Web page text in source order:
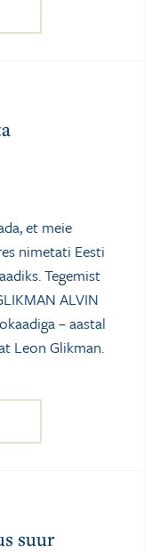
et meie
nimetati Eesti
Tegemist
ALVIN
– aastal
Leon Glikman.
suur